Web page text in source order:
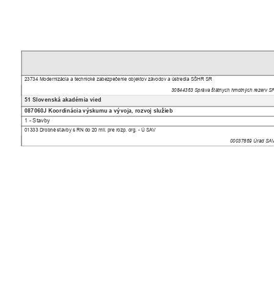
23734 Modernizácia a technické zabezpečenie objektov závodov a ústredia SŠHR SR
30844363 Správa štátnych hmotných rezerv
51 Slovenská akadémia vied
087060J Koordinácia výskumu a vývoja, rozvoj služieb
1 - Stavby
01333 Drobné stavby s RN do 20 mil. pre rozp. org. - Ú SAV
00037869 Úrad